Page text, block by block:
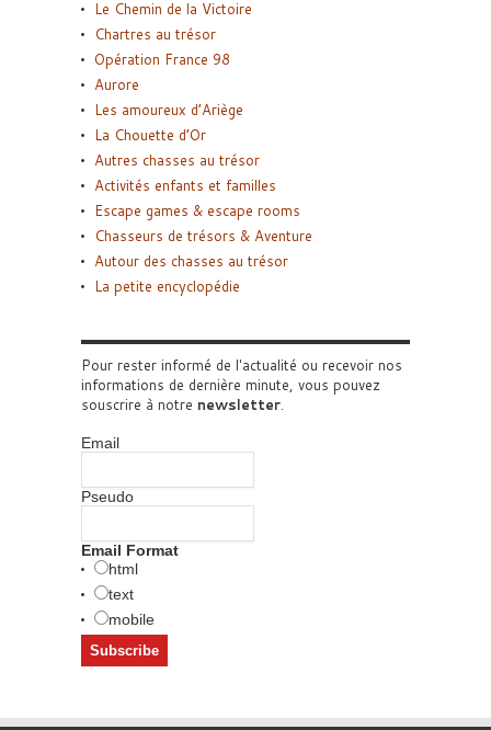
Le Chemin de la Victoire
Chartres au trésor
Opération France 98
Aurore
Les amoureux d’Ariège
La Chouette d’Or
Autres chasses au trésor
Activités enfants et familles
Escape games & escape rooms
Chasseurs de trésors & Aventure
Autour des chasses au trésor
La petite encyclopédie
Pour rester informé de l'actualité ou recevoir nos
informations de dernière minute, vous pouvez
souscrire à notre newsletter.
Email
Pseudo
Email Format
html
text
mobile